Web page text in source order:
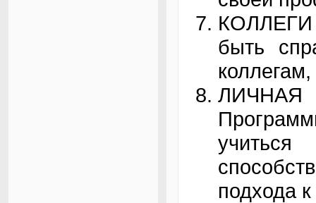
КОЛЛЕГИ
быть
подхода